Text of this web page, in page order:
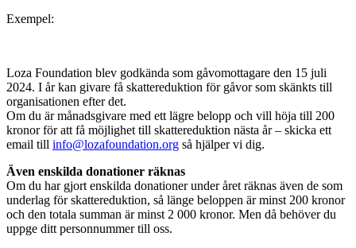
Exempel:
Loza Foundation blev godkända som gåvomottagare den 15 juli
2024. I år kan givare få skattereduktion för gåvor som skänkts till
organisationen efter det.
Om du är månadsgivare med ett lägre belopp och vill höja till 200
kronor för att få möjlighet till skattereduktion nästa år – skicka ett
email till info@lozafoundation.org så hjälper vi dig.
Även enskilda donationer räknas
Om du har gjort enskilda donationer under året räknas även de som
underlag för skattereduktion, så länge beloppen är minst 200 kronor
och den totala summan är minst 2 000 kronor. Men då behöver du
uppge ditt personnummer till oss.